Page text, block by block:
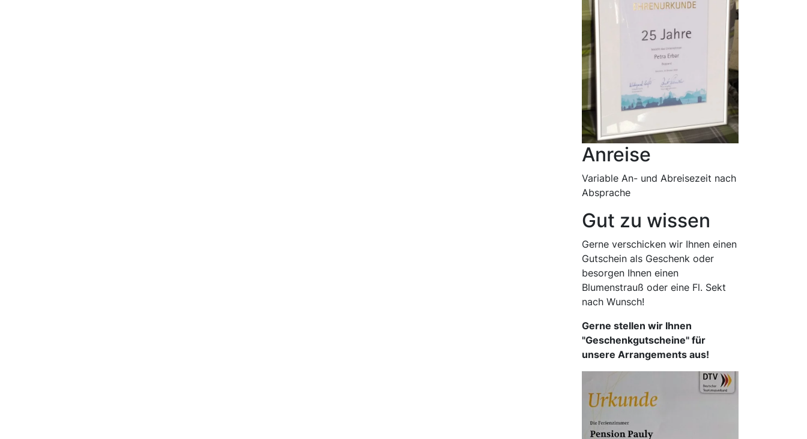
Anreise
Variable An- und Abreisezeit nach
Absprache
Gut zu wissen
Gerne verschicken wir Ihnen einen
Gutschein als Geschenk oder
besorgen Ihnen einen
Blumenstrauß oder eine Fl. Sekt
nach Wunsch!
Gerne stellen wir Ihnen
"Geschenkgutscheine" für
unsere Arrangements aus!